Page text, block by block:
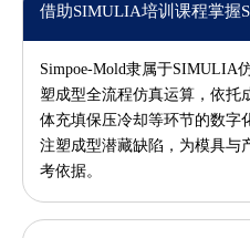
借助SIMULIA培训课程掌握
Simpoe-Mold隶属于SIMULIA
塑成型全流程仿真运算，依托
体充填保压冷却等环节的数字
注塑成型潜藏缺陷，为模具与
考依据。